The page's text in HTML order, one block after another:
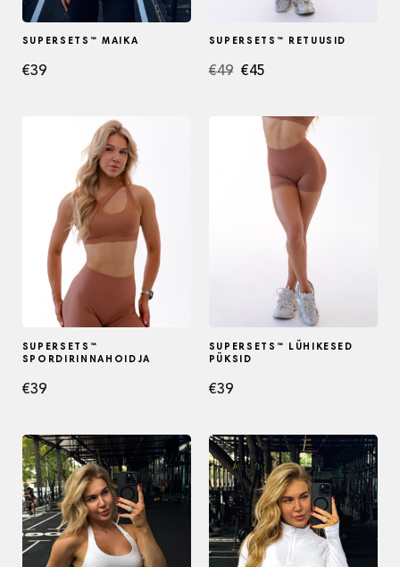
SUPERSETS™ MAIKA
€39
SUPERSETS™ RETUUSID
€49 Algne
€49.
€45Current
€45.
SUPERSETS™
SPORDIRINNAHOIDJA
€39
SUPERSETS™ LÜHIKESED
PÜKSID
€39